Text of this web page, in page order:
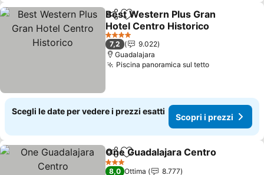
CondividiAggiungi ai preferiti
Best Western Plus Gran
Hotel Centro Historico
4 Stelle
7,2
9.022
Guadalajara
Piscina panoramica sul tetto
Scegli le date per vedere i prezzi esatti
Scopri i prezzi
CondividiAggiungi ai preferiti
One Guadalajara Centro
3 Stelle
8,0 Ottima
8.777